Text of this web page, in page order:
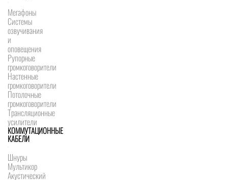
Мегафоны
Системы
озвучивания
и
оповещения
Рупорные
громкоговорители
Настенные
громкоговорители
Потолочные
громкоговорители
Трансляционные
усилители
КОММУТАЦИОННЫЕ
КАБЕЛИ
Шнуры
Мультикор
Акустический